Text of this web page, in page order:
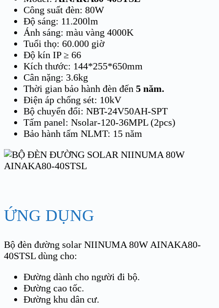
Công suất đèn: 80W
Độ sáng: 11.200lm
Ánh sáng: màu vàng 4000K
Tuổi thọ: 60.000 giờ
Độ kín IP ≥ 66
Kích thước: 144*255*650mm
Cân nặng: 3.6kg
Thời gian bảo hành đèn đến 5 năm.
Điện áp chống sét: 10kV
Bộ chuyển đổi: NBT-24V50AH-SPT
Tấm panel: Nsolar-120-36MPL (2pcs)
Bảo hành tấm NLMT: 15 năm
ỨNG DỤNG
Bộ đèn đường solar NIINUMA 80W AINAKA80-
40STSL dùng cho:
Đường dành cho người đi bộ.
Đường cao tốc.
Đường khu dân cư.